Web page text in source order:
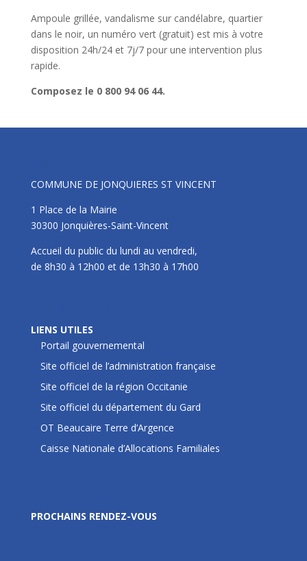
Ampoule grillée, vandalisme sur candélabre, quartier
dans le noir, un numéro vert (gratuit) est mis à votre
disposition 24h/24 et 7j/7 pour une intervention plus
rapide.
Composez le 0 800 94 06 44.
COMMUNE DE JONQUIERES ST VINCENT
1 Place de la Mairie
30300 Jonquières-Saint-Vincent
Accueil du public du lundi au vendredi,
de 8h30 à 12h00 et de 13h30 à 17h00
LIENS UTILES
Portail gouvernemental
Site officiel de l’administration française
Site officiel de la région Occitanie
Site officiel du département du Gard
OT Beaucaire Terre d’Argence
Caisse Nationale d’Allocations Familiales
PROCHAINS RENDEZ-VOUS